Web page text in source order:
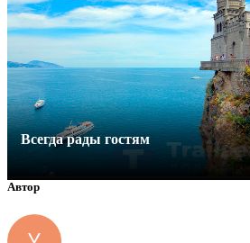
Всегда рады гостям
Автор